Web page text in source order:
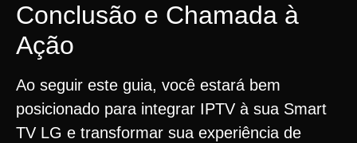
Conclusão e Chamada à
Ação
Ao seguir este guia, você estará bem
posicionado para integrar IPTV à sua Smart
TV LG e transformar sua experiência de